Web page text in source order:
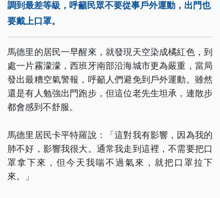
調到最差等級，呼籲民眾不要從事戶外運動，出門也
要戴上口罩。
馬德里的居民一早醒來，就發現天空染成橘紅色，到
處一片霧濛濛，西班牙南部沿海城市更為嚴重，當局
發出最糟空氣警報，呼籲人們避免到戶外運動。雖然
還是有人勉強出門跑步，但這位老先生坦承，連散步
都會感到不舒服。
馬德里居民卡平特羅說：「這對我有影響，因為我的
肺不好，影響我很大。通常我走到這裡，不需要把口
罩拿下來，但今天我喘不過氣來，就把口罩拉下
來。」